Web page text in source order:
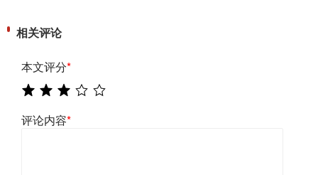
相关评论
本文评分*
评论内容*